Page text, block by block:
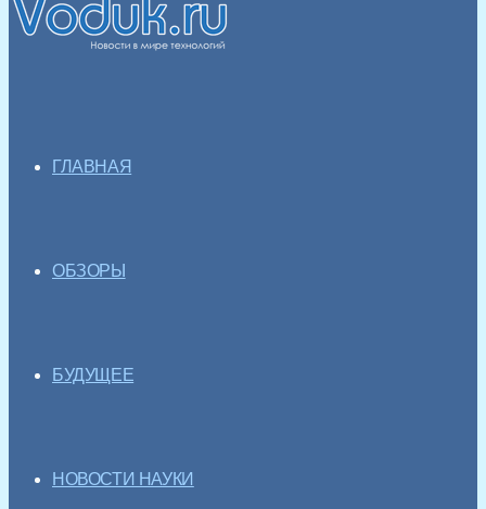
ГЛАВНАЯ
ОБЗОРЫ
БУДУЩЕЕ
НОВОСТИ НАУКИ